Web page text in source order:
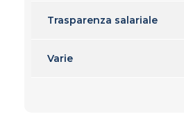
Trasparenza salariale
Varie